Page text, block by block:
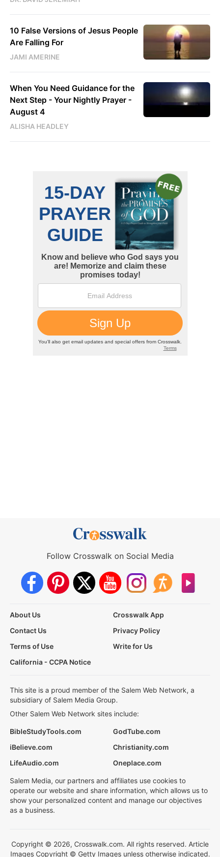
10 False Versions of Jesus People
Are Falling For
JAMI AMERINE
When You Need Guidance for the
Next Step - Your Nightly Prayer -
August 4
ALISHA HEADLEY
Follow Crosswalk on Social Media
About Us
Crosswalk App
Contact Us
Privacy Policy
Terms of Use
Write for Us
California - CCPA Notice
This site is a proud member of the Salem Web Network, a
subsidiary of Salem Media Group.
Other Salem Web Network sites include:
BibleStudyTools.com
GodTube.com
iBelieve.com
Christianity.com
LifeAudio.com
Oneplace.com
Salem Media, our partners and affiliates use cookies to
operate our website and share information, which allows us to
show your personalized content and manage our objectives
as a business.
Copyright © 2026, Crosswalk.com. All rights reserved. Article
Images Copyright © Getty Images unless otherwise indicated.